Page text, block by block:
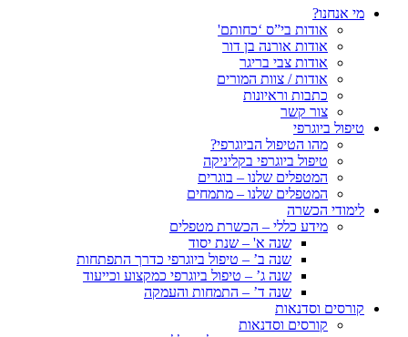
מי אנחנו?
אודות בי”ס ‘כחותם'
אודות אורנה בן דור
אודות צבי בריגר
אודות / צוות המורים
כתבות וראיונות
צור קשר
טיפול ביוגרפי
מהו הטיפול הביוגרפי?
טיפול ביוגרפי בקליניקה
המטפלים שלנו – בוגרים
המטפלים שלנו – מתמחים
לימודי הכשרה
מידע כללי – הכשרת מטפלים
שנה א' – שנת יסוד
שנה ב’ – טיפול ביוגרפי כדרך התפתחות
שנה ג’ – טיפול ביוגרפי כמקצוע וכייעוד
שנה ד’ – התמחות והעמקה
קורסים וסדנאות
קורסים וסדנאות